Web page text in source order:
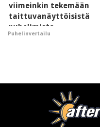
viimeinkin tekemään
taittuvanäyttöisistä
puhelimista
supersuosittuja
Puhelinvertailu